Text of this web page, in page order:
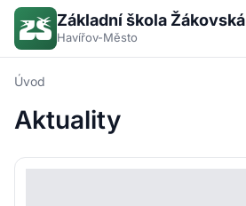
Základní škola Žákovská
Havířov-Město
Úvod
Aktuality